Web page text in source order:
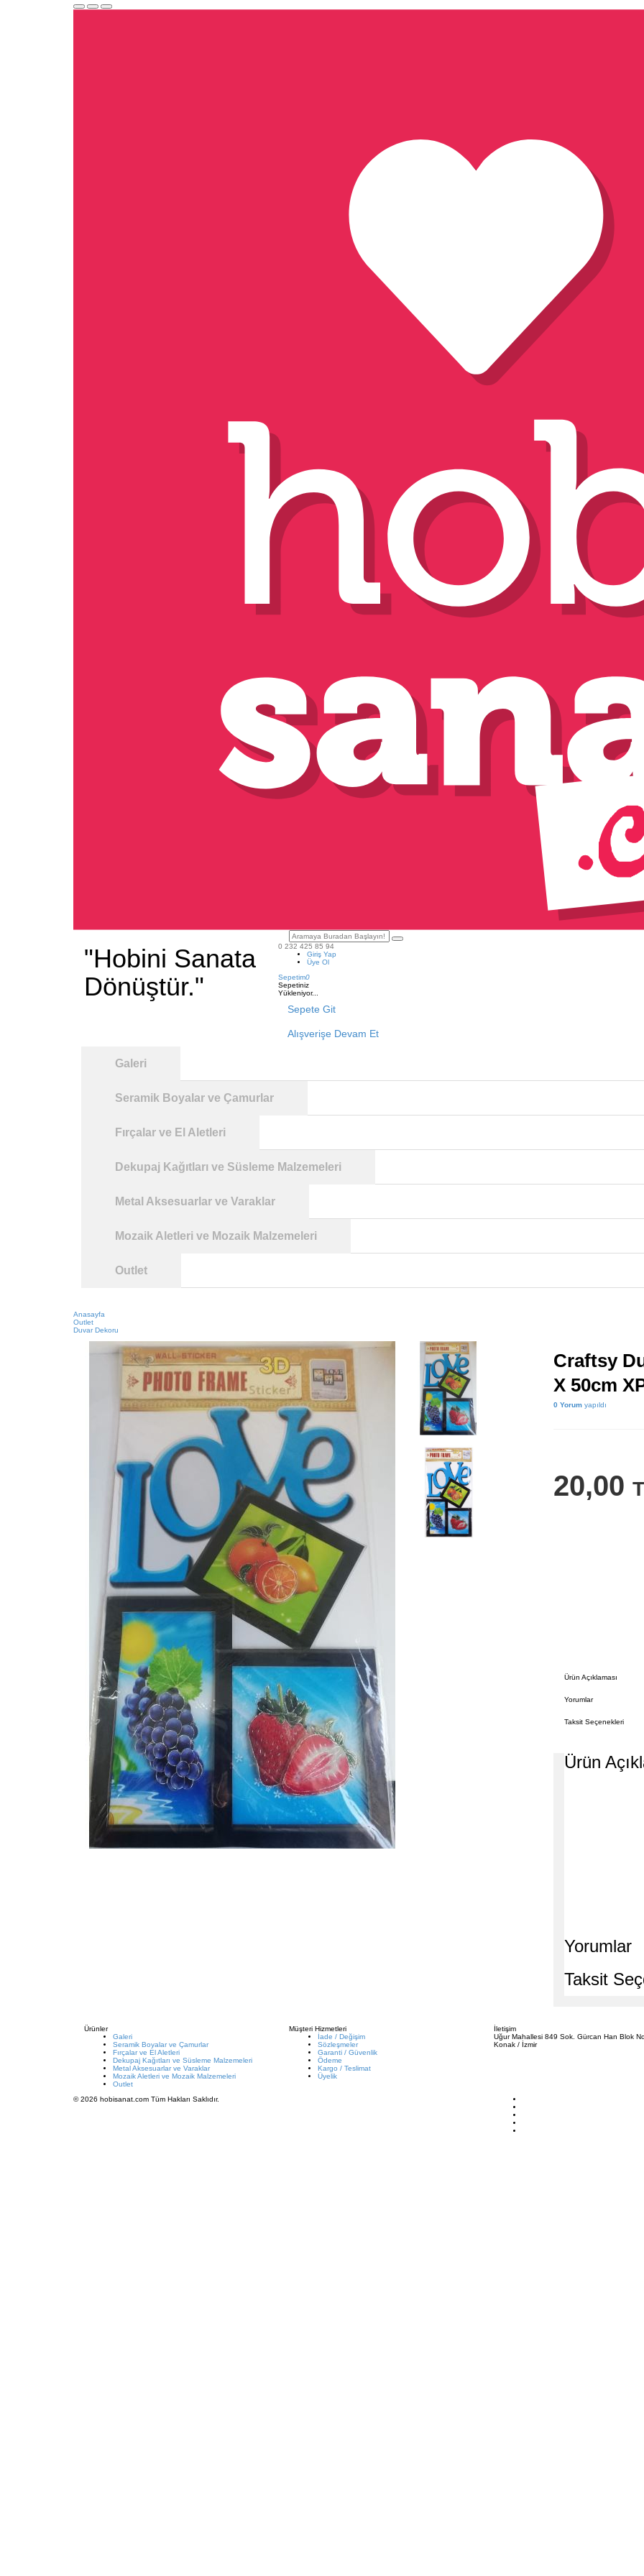
"Hobini Sanata
Dönüştür."
0 232 425 85 94
Giriş Yap
Üye Ol
Sepetim0
Sepetiniz
Yükleniyor...
Sepete Git
Alışverişe Devam Et
Galeri
Seramik Boyalar ve Çamurlar
Fırçalar ve El Aletleri
Dekupaj Kağıtları ve Süsleme Malzemeleri
Metal Aksesuarlar ve Varaklar
Mozaik Aletleri ve Mozaik Malzemeleri
Outlet
Anasayfa
Outlet
Duvar Dekoru
Craftsy
X 50cm
0 Yorumyapıldı
20,00
Ürün Açıklaması
Yorumlar
Taksit Seçenekleri
Ürün
Yorumlar
Taksit
Ürünler
Galeri
Seramik Boyalar ve Çamurlar
Fırçalar ve El Aletleri
Dekupaj Kağıtları ve Süsleme Malzemeleri
Metal Aksesuarlar ve Varaklar
Mozaik Aletleri ve Mozaik Malzemeleri
Outlet
Müşteri Hizmetleri
İade / Değişim
Sözleşmeler
Garanti / Güvenlik
Ödeme
Kargo / Teslimat
Üyelik
İletişim
Uğur Mahallesi 849 Sok. Gürcan Han Blok
Konak / İzmir
© 2026 hobisanat.com Tüm Hakları Saklıdır.